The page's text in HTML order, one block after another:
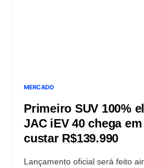
MERCADO
Primeiro SUV 100%
JAC iEV 40 chega
custar R$139.990
Lançamento oficial será feito